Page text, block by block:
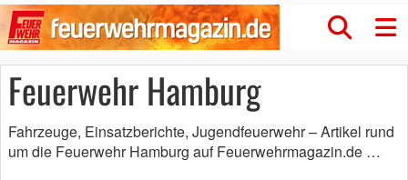
Feuerwehr Hamburg
Fahrzeuge, Einsatzberichte, Jugendfeuerwehr – Artikel rund
um die Feuerwehr Hamburg auf Feuerwehrmagazin.de …